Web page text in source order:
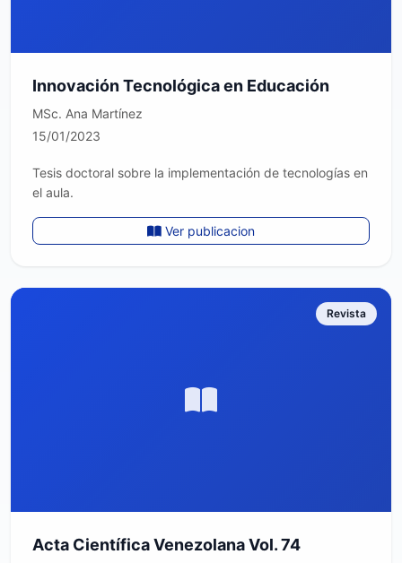
Innovación Tecnológica en Educación
MSc. Ana Martínez
15/01/2023
Tesis doctoral sobre la implementación de tecnologías en
el aula.
Ver publicacion
Revista
Acta Científica Venezolana Vol. 74